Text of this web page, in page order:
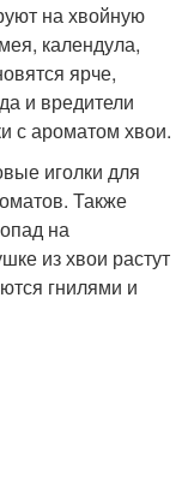
на хвойную
календула,
ярче,
и вредители
с ароматом хвои.
иголки для
Также
на
из хвои растут
гнилями и